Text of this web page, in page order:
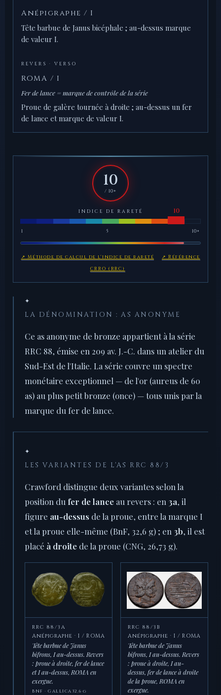
Anépigraphe / I
Tête barbue de Janus bicéphale ; au-dessus marque
de valeur I.
REVERS · VERSO
ROMA / I
Fer de lance = marque de contrôle de la série
Proue de galère tournée à droite ; au-dessus un fer
de lance et marque de valeur I.
10
/ 10+
INDICE DE RARETÉ
1 5 10+
↗ Méthode de calcul de l'indice de rareté
↗ Référence
CRRO (RRC)
✦
LA DÉNOMINATION : AS ANONYME
Ce as anonyme de bronze appartient à la série
RRC 88, émise en 209 av. J.-C. dans un atelier du
Sud-Est de l'Italie. La série couvre un spectre
monétaire exceptionnel — de l'or (aureus de 60
as) au plus petit bronze (once) — tous unis par la
marque du fer de lance.
✦
LES VARIANTES DE L'AS RRC 88/3
Crawford distingue deux variantes selon la
position du fer de lance au revers : en 3a, il
figure au-dessus de la proue, entre la marque I
et la proue elle-même (BnF, 32,6 g) ; en 3b, il est
placé à droite de la proue (CNG, 26,73 g).
RRC 88/3A
Anépigraphe · I / ROMA
Tête barbue de Janus
bifrons, I au-dessus. Revers
: proue à droite, fer de lance
et I au-dessus, ROMA en
exergue.
BNF · GALLICA 32,6 g
RRC 88/3B
Anépigraphe · I / ROMA
Tête barbue de Janus
bifrons, I au-dessus. Revers
: proue à droite, I au-
dessus, fer de lance à droite
de la proue, ROMA en
exergue.